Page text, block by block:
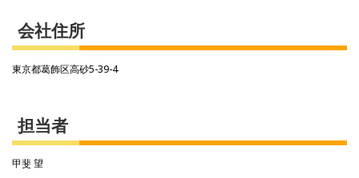
会社住所
東京都葛飾区高砂5-39-4
担当者
甲斐 望